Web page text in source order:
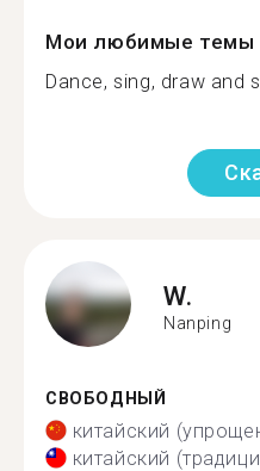
Мои любимые темы
Dance, sing, draw and
W.
Nanping
СВОБОДНЫЙ
китайский
китайский